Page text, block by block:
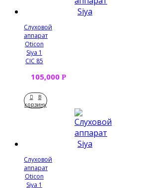
Слуховой
аппарат
Oticon
Siya 1
CIC 85
105,000 Р
В
корзину
Слуховой
аппарат
Oticon
Siya 1